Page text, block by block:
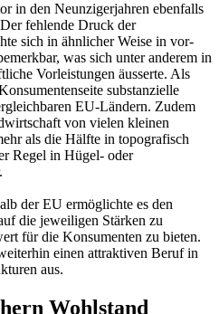
in den Neunzigerjahren ebenfalls
Der fehlende Druck der
sich in ähnlicher Weise in vor-
was sich unter anderem in
Vorleistungen äusserte. Als
substanzielle
EU-Ländern. Zudem
von vielen kleinen
als die Hälfte in topografisch
Regel in Hügel- oder
der EU ermöglichte es den
die jeweiligen Stärken zu
für die Konsumenten zu bieten.
einen attraktiven Beruf in
aus.
Wohlstand